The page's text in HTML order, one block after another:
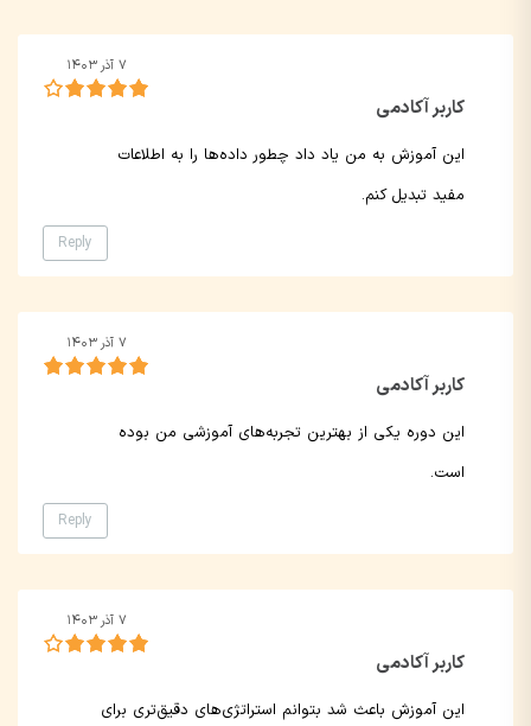
کاربر آکادمی
۷ آذر ۱۴۰۳
Reply
این آموزش به من یاد داد چطور داده‌ها را به اطلاعات
مفید تبدیل کنم.
کاربر آکادمی
۷ آذر ۱۴۰۳
Reply
این دوره یکی از بهترین تجربه‌های آموزشی من بوده
است.
کاربر آکادمی
۷ آذر ۱۴۰۳
این آموزش باعث شد بتوانم استراتژی‌های دقیق‌تری برای